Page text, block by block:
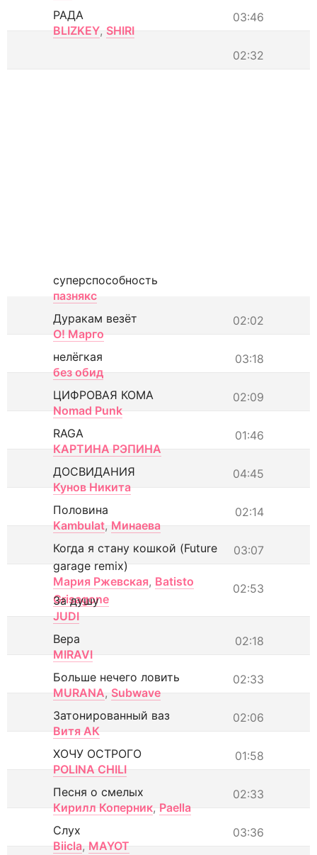
03:46
РАДА
BLIZKEY, SHIRI
02:32
суперспособность
пазнякс
02:02
Дуракам везёт
О! Марго
03:18
нелёгкая
без обид
02:09
ЦИФРОВАЯ КОМА
Nomad Punk
01:46
RAGA
КАРТИНА РЭПИНА
04:45
ДОСВИДАНИЯ
Кунов Никита
02:14
Половина
Kambulat, Минаева
03:07
Когда я стану кошкой (Future
garage remix)
Мария Ржевская, Batisto
Grisagone
02:53
За душу
JUDI
02:18
Вера
MIRAVI
02:33
Больше нечего ловить
MURANA, Subwave
02:06
Затонированный ваз
Витя АК
01:58
ХОЧУ ОСТРОГО
POLINA CHILI
02:33
Песня о смелых
Кирилл Коперник, Paella
03:36
Слух
Biicla, MAYOT